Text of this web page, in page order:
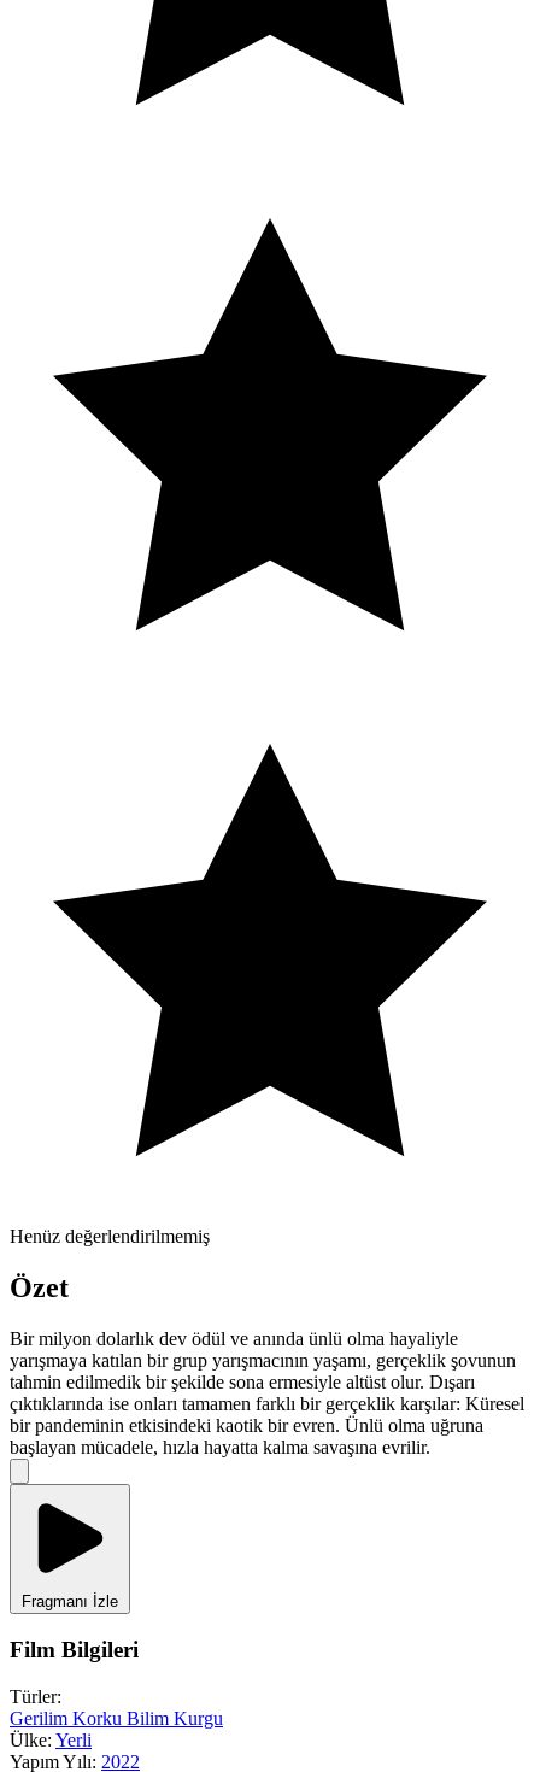
Henüz değerlendirilmemiş
Özet
Bir milyon dolarlık dev ödül ve anında ünlü olma hayaliyle
yarışmaya katılan bir grup yarışmacının yaşamı, gerçeklik şovunun
tahmin edilmedik bir şekilde sona ermesiyle altüst olur. Dışarı
çıktıklarında ise onları tamamen farklı bir gerçeklik karşılar: Küresel
bir pandeminin etkisindeki kaotik bir evren. Ünlü olma uğruna
başlayan mücadele, hızla hayatta kalma savaşına evrilir.
Fragmanı İzle
Film Bilgileri
Türler:
Gerilim Korku Bilim Kurgu
Ülke: Yerli
Yapım Yılı: 2022